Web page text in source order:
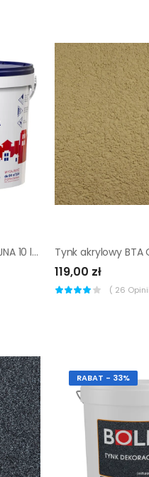
Farba akrylowa ELEWACYJNA 10 l Biały ŚNIEŻKA
119,00 zł
( 26
RABAT - 33%